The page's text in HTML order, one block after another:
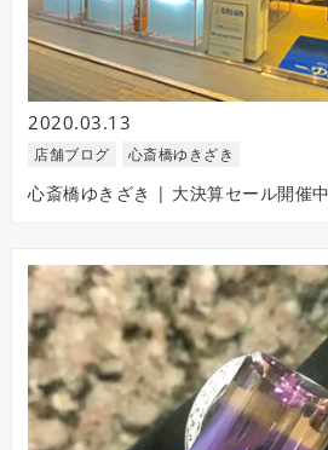
2020.03.13
店舗ブログ 心斎橋ゆきざき
心斎橋ゆきざき | 大決算セール開催中